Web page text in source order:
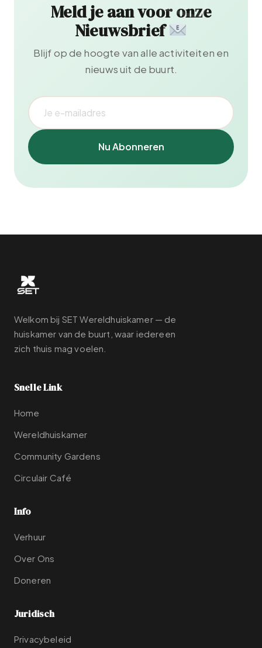
Meld je aan voor onze
Nieuwsbrief
Blijf op de hoogte van alle activiteiten en
nieuws uit de buurt.
Nu Abonneren
Welkom bij SET Wereldhuiskamer — de
huiskamer van de buurt, waar iedereen
zich thuis mag voelen.
Snelle Link
Home
Wereldhuiskamer
Community Gardens
Circulair Café
Info
Verhuur
Over Ons
Doneren
Juridisch
Privacybeleid